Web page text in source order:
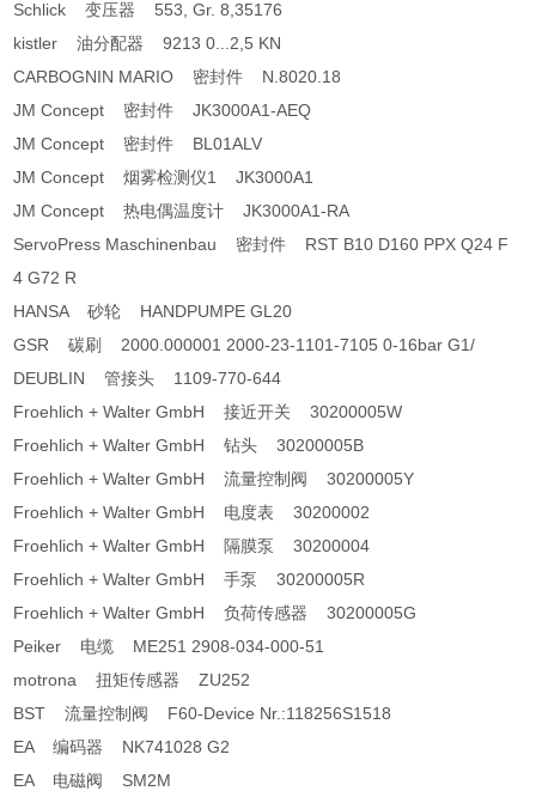
Schlick 变压器 553, Gr. 8,35176
kistler 油分配器 9213 0...2,5 KN
CARBOGNIN MARIO 密封件 N.8020.18
JM Concept 密封件 JK3000A1-AEQ
JM Concept 密封件 BL01ALV
JM Concept 烟雾检测仪1 JK3000A1
JM Concept 热电偶温度计 JK3000A1-RA
ServoPress Maschinenbau 密封件 RST B10 D160 PPX Q24 F
4 G72 R
HANSA 砂轮 HANDPUMPE GL20
GSR 碳刷 2000.000001 2000-23-1101-7105 0-16bar G1/
DEUBLIN 管接头 1109-770-644
Froehlich + Walter GmbH 接近开关 30200005W
Froehlich + Walter GmbH 钻头 30200005B
Froehlich + Walter GmbH 流量控制阀 30200005Y
Froehlich + Walter GmbH 电度表 30200002
Froehlich + Walter GmbH 隔膜泵 30200004
Froehlich + Walter GmbH 手泵 30200005R
Froehlich + Walter GmbH 负荷传感器 30200005G
Peiker 电缆 ME251 2908-034-000-51
motrona 扭矩传感器 ZU252
BST 流量控制阀 F60-Device Nr.:118256S1518
EA 编码器 NK741028 G2
EA 电磁阀 SM2M